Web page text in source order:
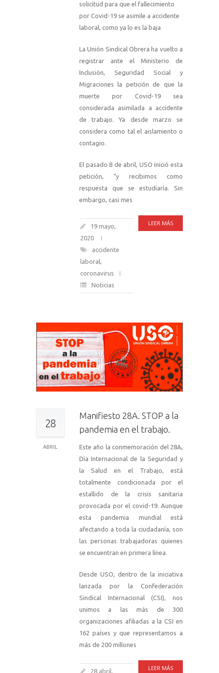
solicitud para que el fallecimiento
por Covid-19 se asimile a accidente
laboral, como ya lo es la baja
La Unión Sindical Obrera ha vuelto a
registrar ante el Ministerio de
Inclusión, Seguridad Social y
Migraciones la petición de que la
muerte por Covid-19 sea
considerada asimilada a accidente
de trabajo. Ya desde marzo se
considera como tal el aislamiento o
contagio.
El pasado 8 de abril, USO inició esta
petición, “y recibimos como
respuesta que se estudiaría. Sin
embargo, casi mes
LEER MÁS
19 mayo,
2020
accidente
laboral,
coronavirus
Noticias
28
ABRIL
Manifiesto 28A. STOP a la
pandemia en el trabajo.
Este año la conmemoración del 28A,
Día Internacional de la Seguridad y
la Salud en el Trabajo, está
totalmente condicionada por el
estallido de la crisis sanitaria
provocada por el covid-19. Aunque
esta pandemia mundial está
afectando a toda la ciudadanía, son
las personas trabajadoras quienes
se encuentran en primera línea.
Desde USO, dentro de la iniciativa
lanzada por la Confederación
Sindical Internacional (CSI), nos
unimos a las más de 300
organizaciones afiliadas a la CSI en
162 países y que representamos a
más de 200 millones
LEER MÁS
28 abril,